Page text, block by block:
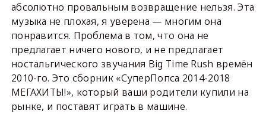
абсолютно провальным возвращение нельзя. Эта
музыка не плохая, я уверена — многим она
понравится. Проблема в том, что она не
предлагает ничего нового, и не предлагает
ностальгического звучания Big Time Rush времён
2010-го. Это сборник «СуперПопса 2014-2018
МЕГАХИТЫ!», который ваши родители купили на
рынке, и поставят играть в машине.